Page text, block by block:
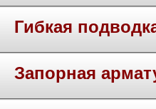
Гибкая
Запорная